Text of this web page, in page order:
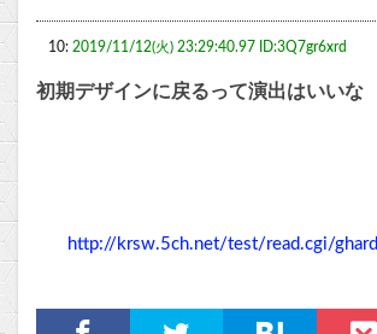
10: 2019/11/12(火) 23:29:40.97 ID:3Q7gr6xrd
初期デザインに戻るって演出はいいな
http://krsw.5ch.net/test/read.cgi/